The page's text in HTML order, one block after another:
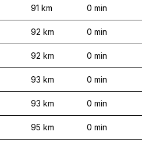
91 km 0 min
92 km 0 min
92 km 0 min
93 km 0 min
93 km 0 min
95 km 0 min